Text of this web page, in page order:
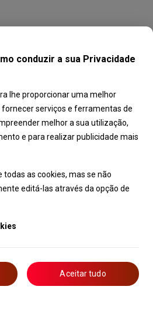
conduzir a sua Privacidade
lhe proporcionar uma melhor
serviços e ferramentas de
melhor a sua utilização,
e para realizar publicidade mais
as cookies, mas se não
editá-las através da opção de
Aceitar tudo